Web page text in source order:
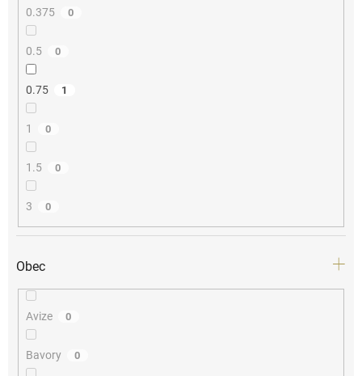
0.375 0
0.5 0
0.75 1
1 0
1.5 0
3 0
Obec
Avize 0
Bavory 0